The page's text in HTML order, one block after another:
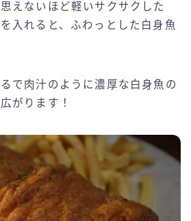
えないほど軽いサクサクした
入れると、ふわっとした白身魚
で肉汁のように濃厚な白身魚の
がります！